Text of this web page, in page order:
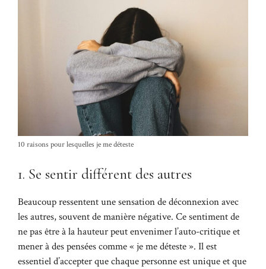
10 raisons pour lesquelles je me déteste
1. Se sentir différent des autres
Beaucoup ressentent une sensation de déconnexion avec
les autres, souvent de manière négative. Ce sentiment de
ne pas être à la hauteur peut envenimer l’auto-critique et
mener à des pensées comme « je me déteste ». Il est
essentiel d’accepter que chaque personne est unique et que